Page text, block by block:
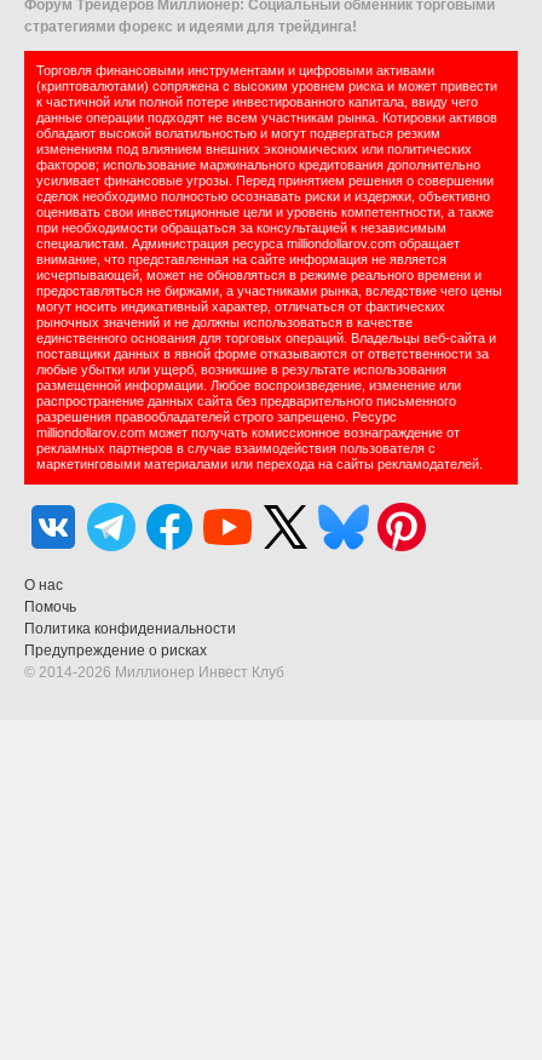
Форум Трейдеров Миллионер: Социальный обменник торговыми
стратегиями форекс и идеями для трейдинга!
Торговля финансовыми инструментами и цифровыми активами
(криптовалютами) сопряжена с высоким уровнем риска и может привести
к частичной или полной потере инвестированного капитала, ввиду чего
данные операции подходят не всем участникам рынка. Котировки активов
обладают высокой волатильностью и могут подвергаться резким
изменениям под влиянием внешних экономических или политических
факторов; использование маржинального кредитования дополнительно
усиливает финансовые угрозы. Перед принятием решения о совершении
сделок необходимо полностью осознавать риски и издержки, объективно
оценивать свои инвестиционные цели и уровень компетентности, а также
при необходимости обращаться за консультацией к независимым
специалистам. Администрация ресурса milliondollarov.com обращает
внимание, что представленная на сайте информация не является
исчерпывающей, может не обновляться в режиме реального времени и
предоставляться не биржами, а участниками рынка, вследствие чего цены
могут носить индикативный характер, отличаться от фактических
рыночных значений и не должны использоваться в качестве
единственного основания для торговых операций. Владельцы веб-сайта и
поставщики данных в явной форме отказываются от ответственности за
любые убытки или ущерб, возникшие в результате использования
размещенной информации. Любое воспроизведение, изменение или
распространение данных сайта без предварительного письменного
разрешения правообладателей строго запрещено. Ресурс
milliondollarov.com может получать комиссионное вознаграждение от
рекламных партнеров в случае взаимодействия пользователя с
маркетинговыми материалами или перехода на сайты рекламодателей.
О нас
Помочь
Политика конфидениальности
Предупреждение о рисках
© 2014-2026 Миллионер Инвест Клуб